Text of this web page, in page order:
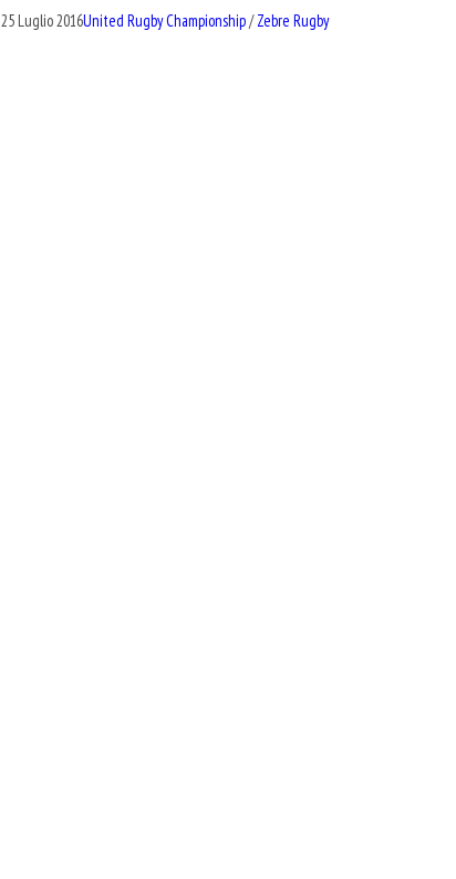
25 Luglio 2016United Rugby Championship/Zebre Rugby